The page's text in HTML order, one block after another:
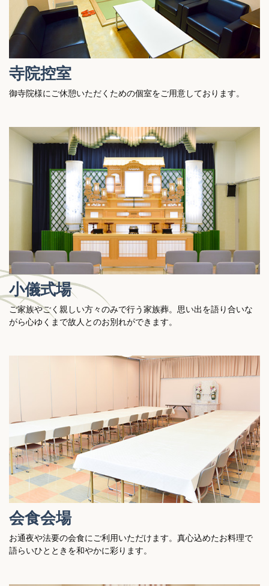
寺院控室
御寺院様にご休憩いただくための個室をご用意しております。
小儀式場
ご家族やごく親しい方々のみで行う家族葬。思い出を語り合いな
がら心ゆくまで故人とのお別れができます。
会食会場
お通夜や法要の会食にご利用いただけます。真心込めたお料理で
語らいひとときを和やかに彩ります。